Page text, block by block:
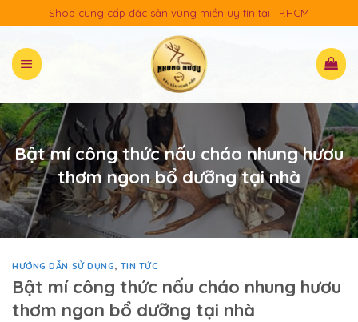
to
content
Shop cung cấp đặc sản vùng miền uy tín tại TP.HCM
Bật mí công thức nấu cháo nhung hươu
thơm ngon bổ dưỡng tại nhà
HƯỚNG DẪN SỬ DỤNG, TIN TỨC
Bật mí công thức nấu cháo nhung hươu
thơm ngon bổ dưỡng tại nhà